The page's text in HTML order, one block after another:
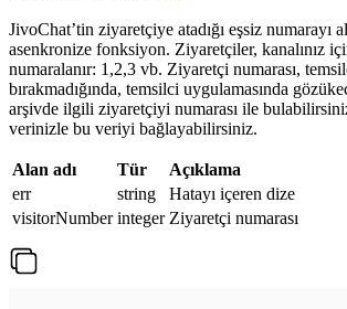
JivoChat’tin ziyaretçiye atadığı eşsiz numarayı
asenkronize fonksiyon. Ziyaretçiler, kanalınız
numaralanır: 1,2,3 vb. Ziyaretçi numarası,
bırakmadığında, temsilci uygulamasında
arşivde ilgili ziyaretçiyi numarası ile
verinizle bu veriyi bağlayabilirsiniz.
Alan adı Tür
Açıklama
err
string
Hatayı içeren dize
visitorNumber integer Ziyaretçi numarası